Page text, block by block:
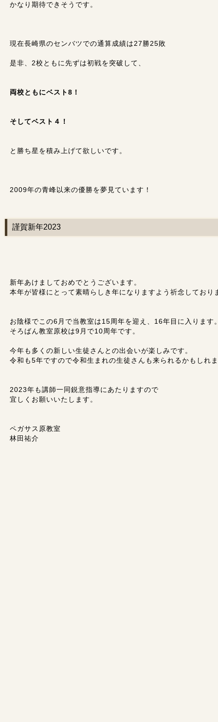
かなり期待できそうです。
現在長崎県のセンバツでの通算成績は27勝25敗
是非、2校ともに先ずは初戦を突破して、
両校ともにベスト8！
そしてベスト４！
と勝ち星を積み上げて欲しいです。
2009年の青峰以来の優勝を夢見ています！
謹賀新年2023
新年あけましておめでとうございます。
本年が皆様にとって素晴らしき年になりますよう祈念しており
お陰様でこの6月で当教室は15周年を迎え、16年目に入ります
そろばん教室原校は9月で10周年です。
今年も多くの新しい生徒さんとの出会いが楽しみです。
令和も5年ですので令和生まれの生徒さんも来られるかもしれ
2023年も講師一同鋭意指導にあたりますので
宜しくお願いいたします。
ペガサス原教室
林田祐介